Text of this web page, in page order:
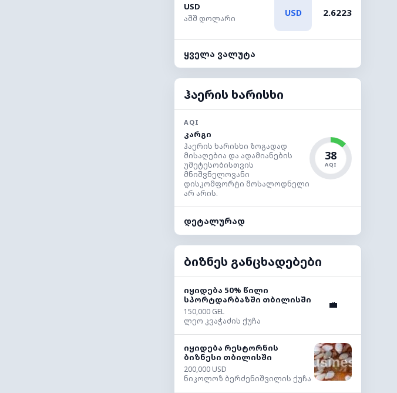
USD
აშშ დოლარი
USD 2.6223
ყველა ვალუტა
ჰაერის ხარისხი
AQI
კარგი
ჰაერის ხარისხი ზოგადად
მისაღებია და ადამიანების
უმეტესობისთვის
მნიშვნელოვანი
დისკომფორტი მოსალოდნელი
არ არის.
38
AQI
დეტალურად
ბიზნეს განცხადებები
იყიდება 50% წილი
სპორტდარბაზში თბილისში
150,000 GEL
ლეო კვაჭაძის ქუჩა
💼
იყიდება რესტორნის
ბიზნესი თბილისში
200,000 USD
ნიკოლოზ ბერძენიშვილის ქუჩა